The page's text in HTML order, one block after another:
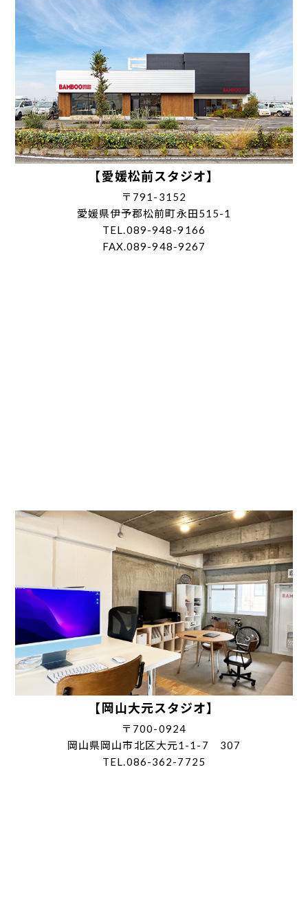
【愛媛松前スタジオ】
〒791-3152
愛媛県伊予郡松前町永田515-1
TEL.089-948-9166
FAX.089-948-9267
【岡山大元スタジオ】
〒700-0924
岡山県岡山市北区大元1-1-7 307
TEL.086-362-7725